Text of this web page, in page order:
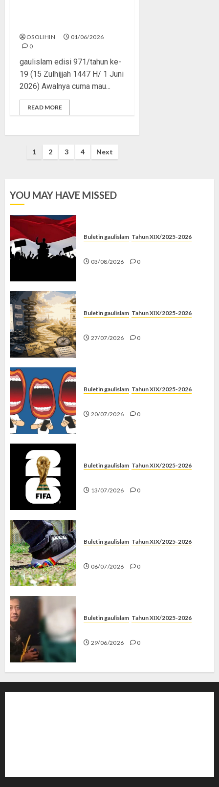
OSOLIHIN
01/06/2026
0
gaulislam edisi 971/tahun ke-
19 (15 Zulhijjah 1447 H/ 1 Juni
2026) Awalnya cuma mau...
READ MORE
Posts1 2 3 4 Next
YOU MAY HAVE MISSED
Buletin gaulislam Tahun XIX/2025-2026
03/08/2026 0
Buletin gaulislam Tahun XIX/2025-2026
27/07/2026 0
Buletin gaulislam Tahun XIX/2025-2026
20/07/2026 0
Buletin gaulislam Tahun XIX/2025-2026
13/07/2026 0
Buletin gaulislam Tahun XIX/2025-2026
06/07/2026 0
Buletin gaulislam Tahun XIX/2025-2026
29/06/2026 0